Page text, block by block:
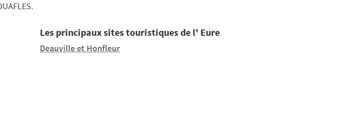
Les principaux sites touristiques de l' Eure
Deauville et Honfleur